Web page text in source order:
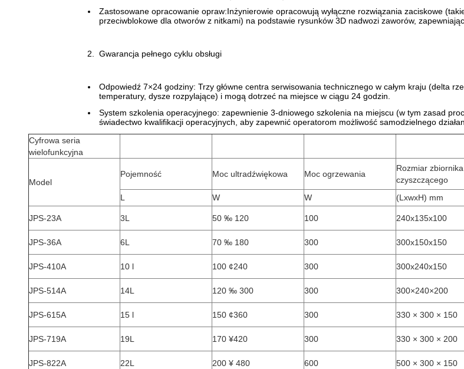
Zastosowane opracowanie opraw:Inżynierowie opracowują wyłączne rozwiązania zaciskowe
przeciwblokowe dla otworów z nitkami) na podstawie rysunków 3D nadwozi zaworów,
Gwarancja pełnego cyklu obsługi
Odpowiedź 7×24 godziny: Trzy główne centra serwisowania technicznego w całym kraju (delta
temperatury, dysze rozpylające) i mogą dotrzeć na miejsce w ciągu 24 godzin.
System szkolenia operacyjnego: zapewnienie 3-dniowego szkolenia na miejscu (w tym zasad
świadectwo kwalifikacji operacyjnych, aby zapewnić operatorom możliwość samodzielnego
Cyfrowa seria
wielofunkcyjna
Model
Pojemność Moc ultradźwiękowa Moc ogrzewania
Rozmiar zbiornika
czyszczącego
L W W (LxwxH) mm
JPS-23A 3L 50 ‰ 120 100 240x135x100
JPS-36A
6L 70 ‰ 180 300 300x150x150
JPS-410A
10 l 100 ¢240 300 300x240x150
JPS-514A
14L 120 ‰ 300 300 300×240×200
JPS-615A
15 l 150 ¢360 300 330 × 300 × 150
JPS-719A
19L 170 ¥420 300 330 × 300 × 200
JPS-822A
22L 200 ¥ 480 600 500 × 300 × 150